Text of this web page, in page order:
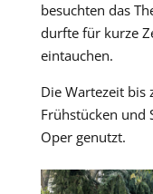
besuchten das
durfte für kurze
eintauchen.
Die Wartezeit bis
Frühstücken und
Oper genutzt.